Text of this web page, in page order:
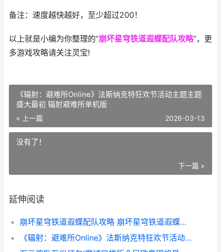
备注：速度越快越好，至少超过200！
以上就是小编为你整理的“崩坏星穹铁道遐蝶配队攻略”，更
多游戏攻略请关注灵宝!
《辐射：避难所Online》法斯纳克特狂欢节活动主题主题
盛大最初 辐射避难所单机版
« 上一篇 2026-03-13
没有了！
下一篇 »
延伸阅读
崩坏星穹铁道遐蝶配队攻略 崩坏星穹铁道遐蝶图片高清
《辐射：避难所Online》法斯纳克特狂欢节活动主题主题盛大最初 辐射避难所单机版